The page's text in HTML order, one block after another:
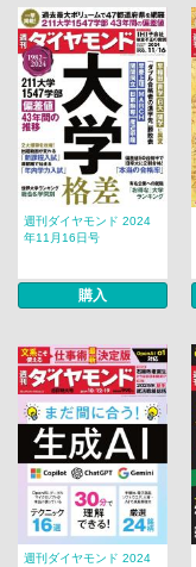
週刊ダイヤモンド 2024
年11月16日号
購入
週刊ダイヤモンド 2024